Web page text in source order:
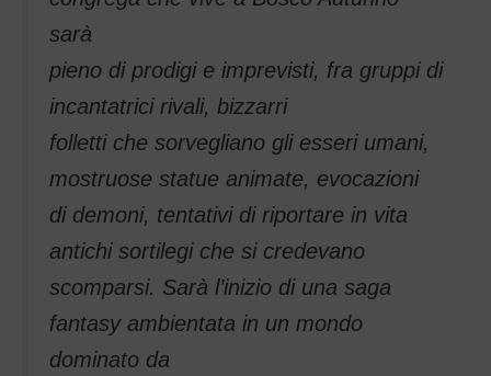
sarà
pieno di prodigi e imprevisti, fra gruppi di
incantatrici rivali, bizzarri
folletti che sorvegliano gli esseri umani,
mostruose statue animate, evocazioni
di demoni, tentativi di riportare in vita
antichi sortilegi che si credevano
scomparsi. Sarà l’inizio di una saga
fantasy ambientata in un mondo
dominato da